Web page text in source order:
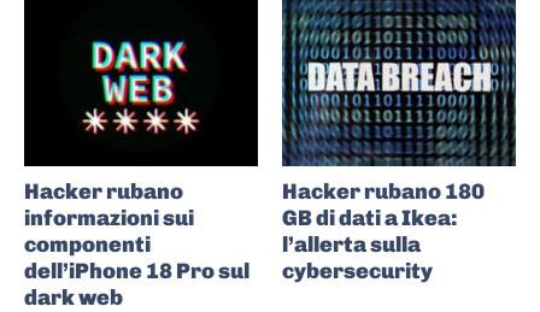
Hacker rubano
informazioni sui
componenti
dell’iPhone 18 Pro sul
dark web
Hacker rubano 180
GB di dati a Ikea:
l’allerta sulla
cybersecurity